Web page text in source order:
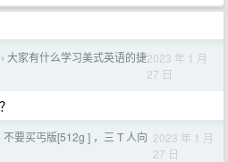
› 大家有什么学习美式英语的捷2023 年 1 月
27 日
不要买丐版[512g ] ，三 T 人向 2023 年 1 月
27 日